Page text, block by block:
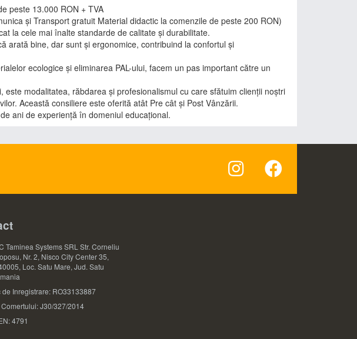
peste 13.000 RON + TVA
și Transport gratuit Material didactic la comenzile de peste 200 RON)
la cele mai înalte standarde de calitate și durabilitate.
arată bine, dar sunt și ergonomice, contribuind la confortul și
ecologice și eliminarea PAL-ului, facem un pas important către un
este modalitatea, răbdarea și profesionalismul cu care sfătuim clienții noștri
Această consiliere este oferită atât Pre cât și Post Vânzării.
ani de experiență în domeniul educațional.
Taminea Systems SRL Str. Corneliu
Nr. 2, Nisco City Center 35,
Loc. Satu Mare, Jud. Satu
de Inregistrare: RO33133887
J30/327/2014
4791